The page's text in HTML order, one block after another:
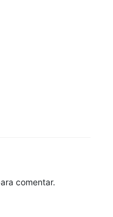
comentar.